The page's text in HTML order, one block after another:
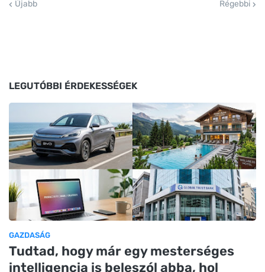
Újabb Régebbi
LEGUTÓBBI ÉRDEKESSÉGEK
GAZDASÁG
Tudtad, hogy már egy mesterséges
intelligencia is beleszól abba, hol